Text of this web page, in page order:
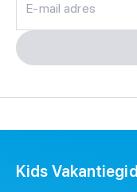
E-mail adres
Kids